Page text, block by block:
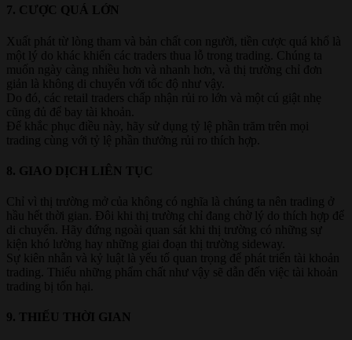
7. CƯỢC QUÁ LỚN​
Xuất phát từ lòng tham và bản chất con người, tiền cược quá khổ là
một lý do khác khiến các traders thua lỗ trong trading. Chúng ta
muốn ngày càng nhiều hơn và nhanh hơn, và thị trường chỉ đơn
giản là không di chuyển với tốc độ như vậy.
Do đó, các retail traders chấp nhận rủi ro lớn và một cú giật nhẹ
cũng đủ để bay tài khoản.
Để khắc phục điều này, hãy sử dụng tỷ lệ phần trăm trên mọi
trading cùng với tỷ lệ phần thưởng rủi ro thích hợp.
8. GIAO DỊCH LIÊN TỤC​
Chỉ vì thị trường mở của không có nghĩa là chúng ta nên trading ở
hầu hết thời gian. Đôi khi thị trường chỉ đang chờ lý do thích hợp để
di chuyển. Hãy đứng ngoài quan sát khi thị trường có những sự
kiện khó lường hay những giai đoạn thị trường sideway.
Sự kiên nhẫn và kỷ luật là yếu tố quan trọng để phát triển tài khoản
trading. Thiếu những phẩm chất như vậy sẽ dẫn đến việc tài khoản
trading bị tổn hại.
9. THIẾU THỜI GIAN​